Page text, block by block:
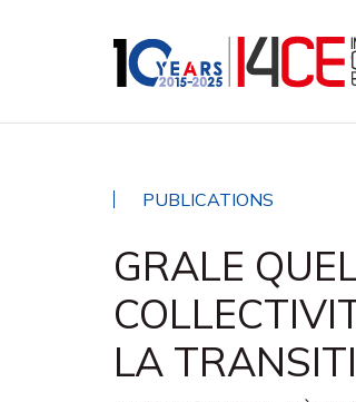
PUBLICATIONS
GRALE
LA